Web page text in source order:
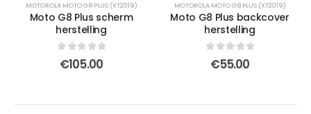
MOTOROLA MOTO G8 PLUS (XT2019)
Moto G8 Plus scherm
herstelling
0out of 5
€105.00
MOTOROLA MOTO G8 PLUS (XT2019)
Moto G8 Plus backcover
herstelling
out of 5
€55.00